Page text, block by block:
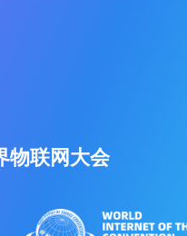
物联网大会